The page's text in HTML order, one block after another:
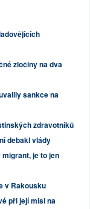
zločiny na dva
sankce na
zdravotníků
debakl vlády
je to jen
v Rakousku
při její misi na